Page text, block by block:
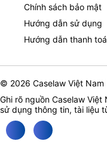
Chính sách bảo mật
Hướng dẫn sử dụng
Hướng dẫn thanh
© 2026 Caselaw Việt Nam
Ghi rõ nguồn Caselaw Việt
sử dụng thông tin, tài liệu